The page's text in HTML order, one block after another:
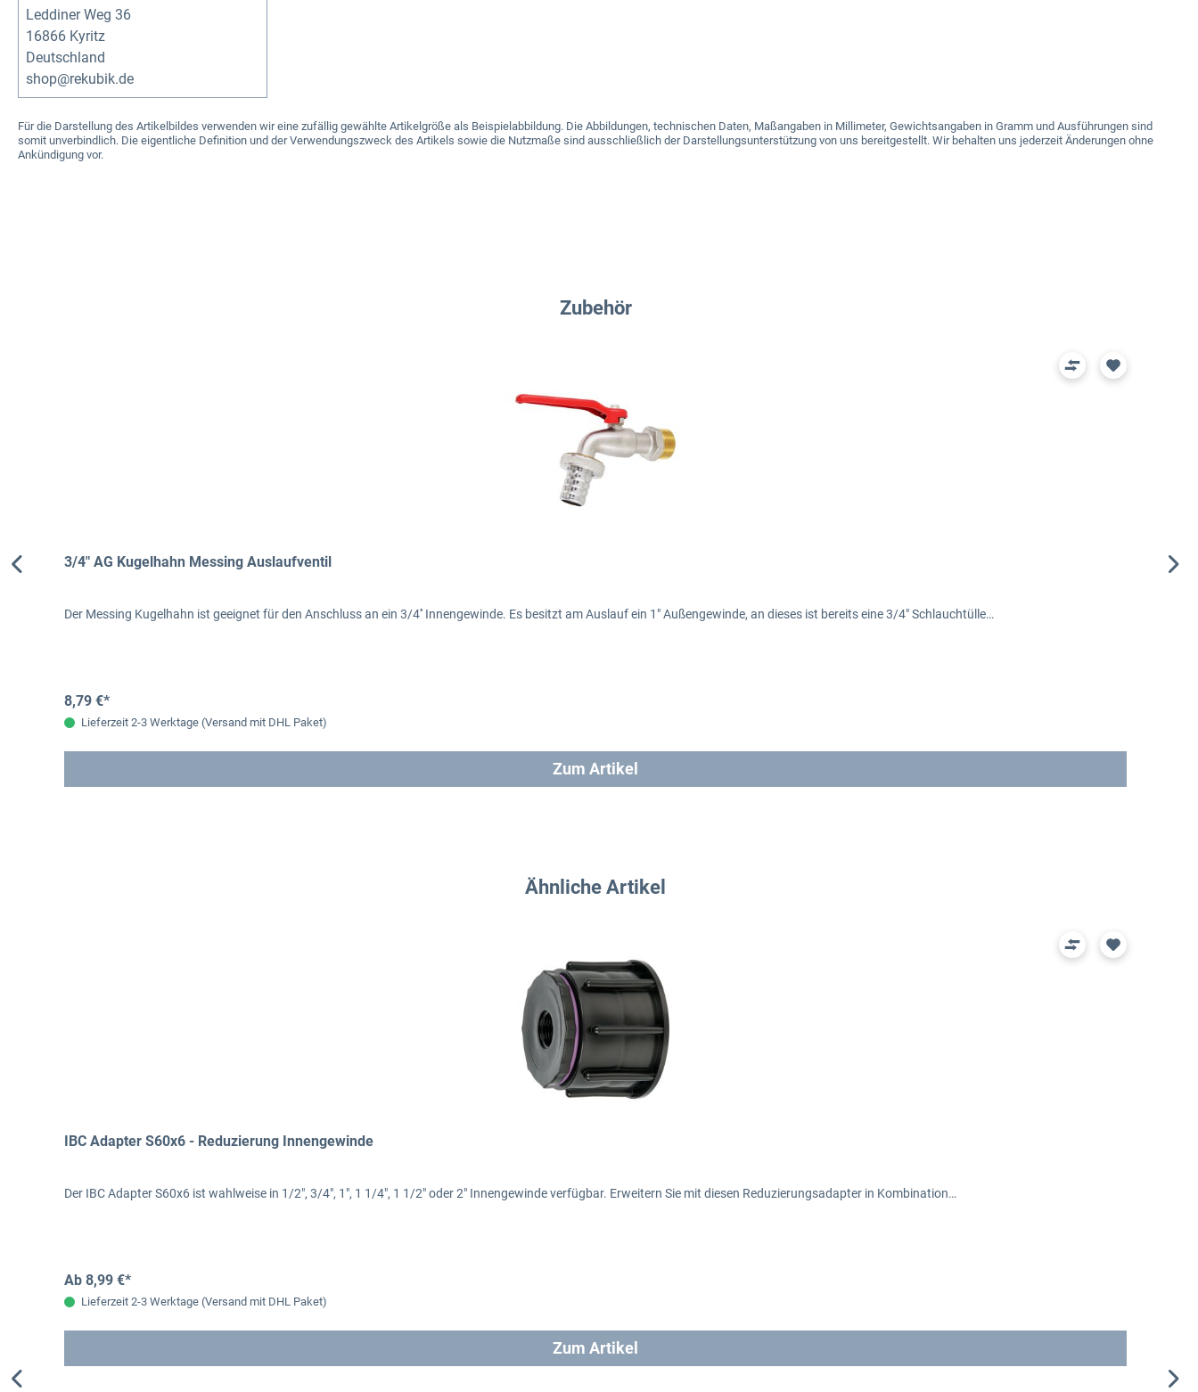
Leddiner Weg 36
16866 Kyritz
Deutschland
shop@rekubik.de
Für die Darstellung des Artikelbildes verwenden wir eine zufällig gewählte Artikelgröße als Beispielabbildung. Die Abbildungen, technischen Daten, Maßangaben in Millimeter, Gewichtsangaben in Gramm und Ausführungen sind
somit unverbindlich. Die eigentliche Definition und der Verwendungszweck des Artikels sowie die Nutzmaße sind ausschließlich der Darstellungsunterstützung von uns bereitgestellt. Wir behalten uns jederzeit Änderungen ohne
Ankündigung vor.
Zubehör
3/4" AG Kugelhahn Messing Auslaufventil
Der Messing Kugelhahn ist geeignet für den Anschluss an ein 3/4'' Innengewinde. Es besitzt am Auslauf ein 1" Außengewinde, an dieses ist bereits eine 3/4" Schlauchtülle…
8,79 €*
Lieferzeit 2-3 Werktage (Versand mit DHL Paket)
Zum Artikel
Ähnliche Artikel
IBC Adapter S60x6 - Reduzierung Innengewinde
Der IBC Adapter S60x6 ist wahlweise in 1/2", 3/4", 1", 1 1/4", 1 1/2" oder 2" Innengewinde verfügbar. Erweitern Sie mit diesen Reduzierungsadapter in Kombination…
Ab 8,99 €*
Lieferzeit 2-3 Werktage (Versand mit DHL Paket)
Zum Artikel